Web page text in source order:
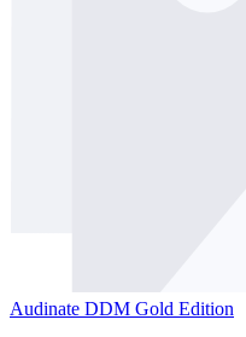
Audinate DDM Gold Edition